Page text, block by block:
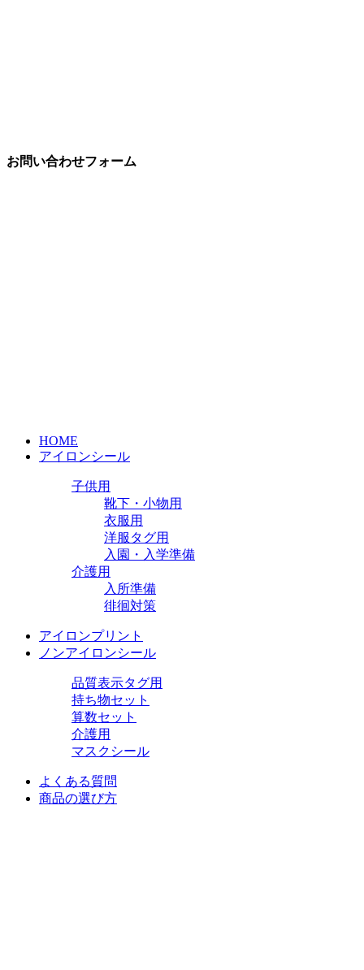
お問い合わせフォーム
HOME
アイロンシール
子供用
靴下・小物用
衣服用
洋服タグ用
入園・入学準備
介護用
入所準備
徘徊対策
アイロンプリント
ノンアイロンシール
品質表示タグ用
持ち物セット
算数セット
介護用
マスクシール
よくある質問
商品の選び方